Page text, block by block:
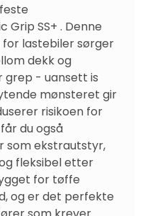
SS+ . Denne
lastebiler sørger
dekk og
grep - uansett is
mønsteret gir
risikoen for
du også
som ekstrautstyr,
fleksibel etter
for tøffe
og er det perfekte